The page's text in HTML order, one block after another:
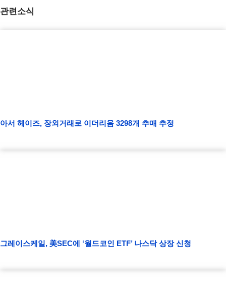
관련소식
아서 헤이즈, 장외거래로 이더리움 3298개 추매 추정
그레이스케일, 美SEC에 ‘월드코인 ETF’ 나스닥 상장 신청